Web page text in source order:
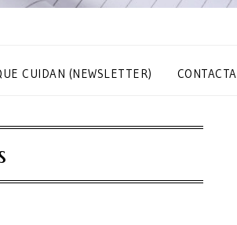
CUIDAN (NEWSLETTER) CONTACTA